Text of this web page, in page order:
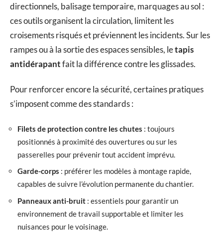
directionnels, balisage temporaire, marquages au sol :
ces outils organisent la circulation, limitent les
croisements risqués et préviennent les incidents. Sur les
rampes ou à la sortie des espaces sensibles, letapis
antidérapantfait la différence contre les glissades.
Pour renforcer encore la sécurité, certaines pratiques
s’imposent comme des standards :
Filets de protection contre les chutes : toujours
positionnés à proximité des ouvertures ou sur les
passerelles pour prévenir tout accident imprévu.
Garde-corps : préférer les modèles à montage rapide,
capables de suivre l’évolution permanente du chantier.
Panneaux anti-bruit : essentiels pour garantir un
environnement de travail supportable et limiter les
nuisances pour le voisinage.